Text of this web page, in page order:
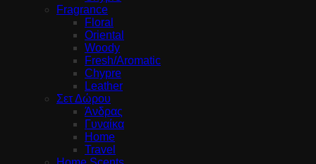
Fragrance
Floral
Oriental
Woody
Fresh/Aromatic
Chypre
Leather
Σετ Δώρου
Άνδρας
Γυναίκα
Home
Travel